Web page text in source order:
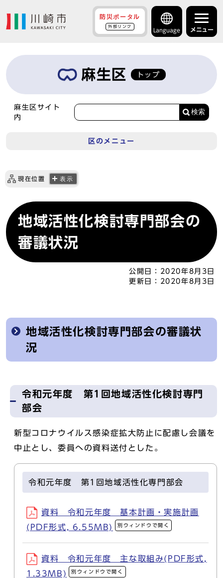
防災ポータル
外部リンク
Language メニュー
麻生区 トップ
麻生区サイト
内
検索
区のメニュー
現在位置 表示
地域活性化検討専門部会の
審議状況
公開日：
2020年8月3日
更新日：
2020年8月3日
地域活性化検討専門部会の審議状
況
令和元年度 第1回地域活性化検討専門
部会
新型コロナウイルス感染症拡大防止に配慮し会議を
中止とし、委員への資料送付とした。
令和元年度 第1回地域活性化専門部会
資料 令和元年度 基本計画・実施計画
(PDF形式, 6.55MB)
別ウィンドウで開く
資料 令和元年度 主な取組み(PDF形式,
1.33MB)
別ウィンドウで開く